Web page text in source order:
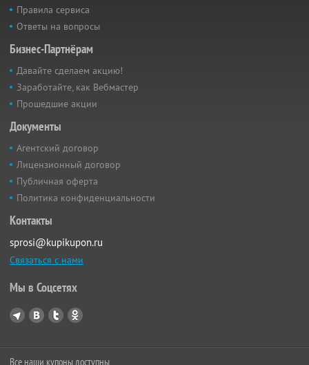
Правила сервиса
Ответы на вопросы
Бизнес-Партнёрам
Давайте сделаем акцию!
Заработайте, как Вебмастер
Прошедшие акции
Документы
Агентский договор
Лицензионный договор
Публичная оферта
Политика конфиденциальности
Контакты
sprosi@kupikupon.ru
Связаться с нами
Мы в Соцсетях
Все наши купоны доступны